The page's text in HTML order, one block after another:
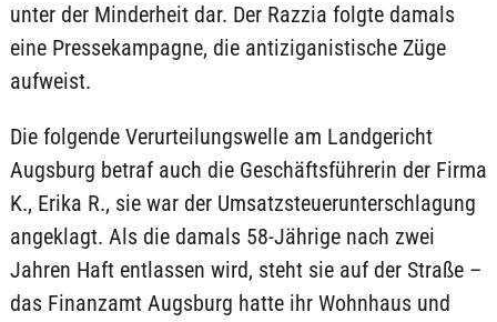
unter der Minderheit dar. Der Razzia folgte damals
eine Pressekampagne, die antiziganistische Züge
aufweist.
Die folgende Verurteilungswelle am Landgericht
Augsburg betraf auch die Geschäftsführerin der Firma
K., Erika R., sie war der Umsatzsteuerunterschlagung
angeklagt. Als die damals 58-Jährige nach zwei
Jahren Haft entlassen wird, steht sie auf der Straße –
das Finanzamt Augsburg hatte ihr Wohnhaus und